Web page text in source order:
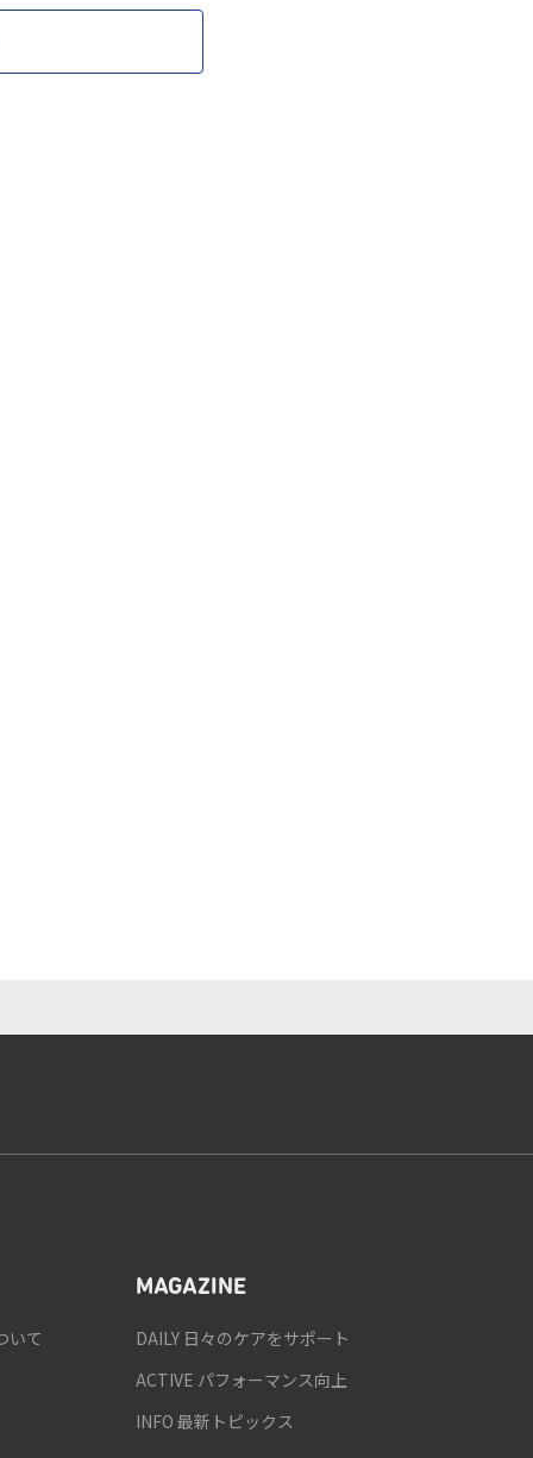
いて
MAGAZINE
DAILY 日々のケアをサポート
ACTIVE パフォーマンス向上
INFO 最新トピックス